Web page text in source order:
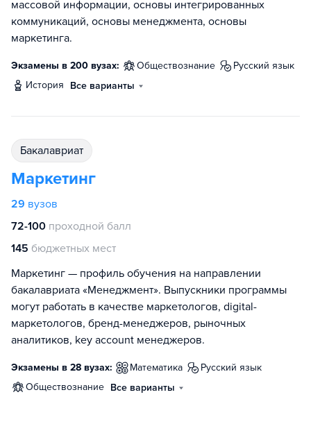
массовой информации, основы интегрированных
коммуникаций, основы менеджмента, основы
маркетинга.
Экзамены в 200 вузах: обществознание
русский язык
история
Все варианты
бакалавриат
Маркетинг
29 вузов
72-100 проходной балл
145 бюджетных мест
Маркетинг — профиль обучения на направлении
бакалавриата «Менеджмент». Выпускники программы
могут работать в качестве маркетологов, digital-
маркетологов, бренд-менеджеров, рыночных
аналитиков, key account менеджеров.
Экзамены в 28 вузах: математика
русский язык
обществознание Все варианты